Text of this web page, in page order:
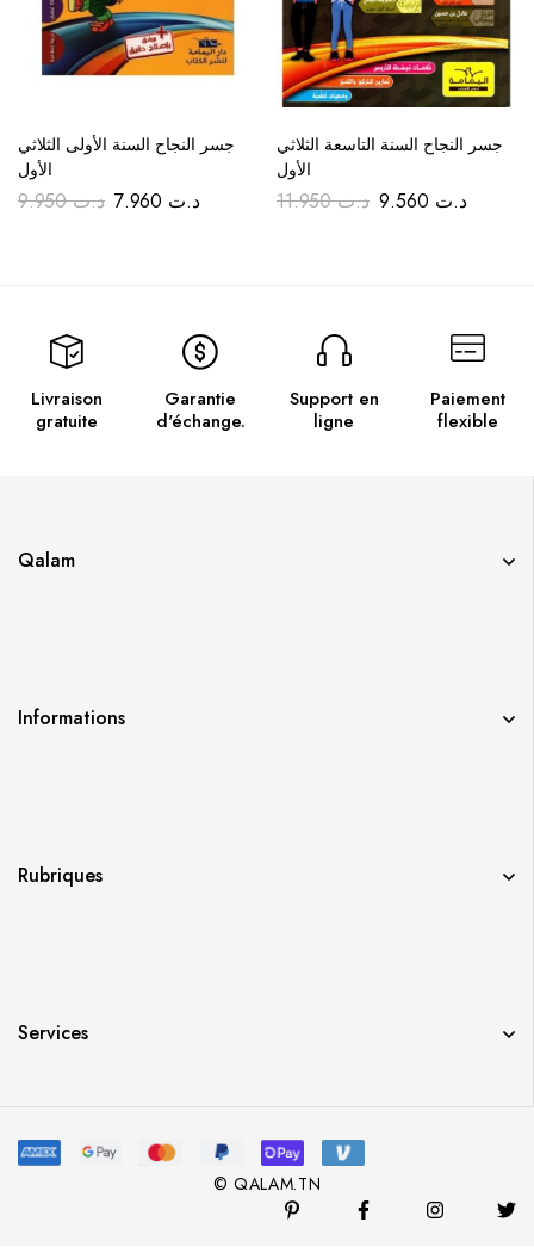
جسر النجاح السنة الأولى الثلاثي
الأول
د.ت9.950 د.ت
جسر النجاح السنة التاسعة الثلاثي
الأول
د.ت11.950 د.ت
Livraison
gratuite
Garantie
d'échange.
Support en
ligne
Paiement
flexible
Qalam
Informations
Rubriques
Services
© QALAM.TN